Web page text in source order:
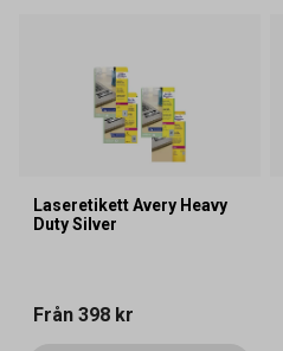
Laseretikett Avery Heavy
Duty Silver
Från 398 kr